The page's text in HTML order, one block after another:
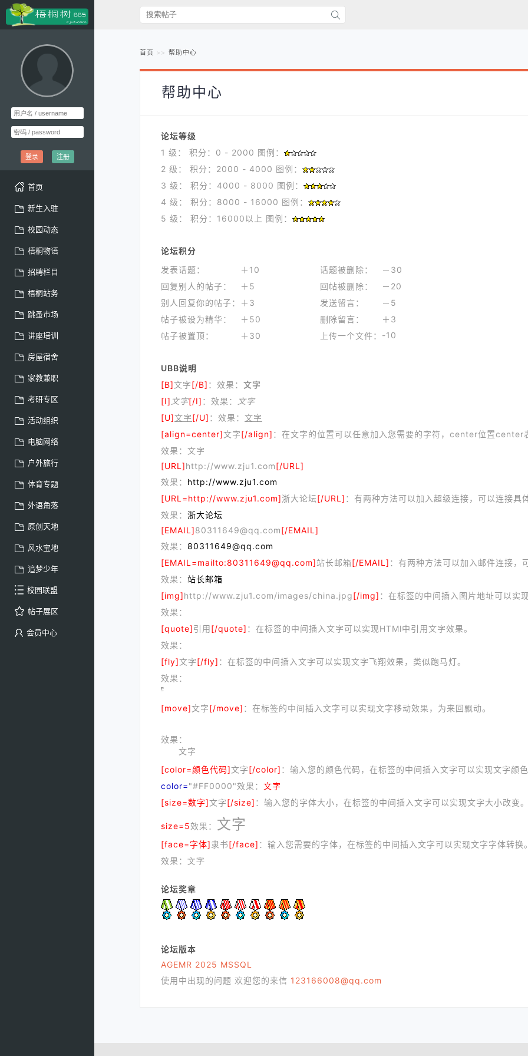
登录 注册
首页
新生入驻
校园动态
梧桐物语
招聘栏目
梧桐站务
跳蚤市场
讲座培训
房屋宿舍
家教兼职
考研专区
活动组织
电脑网络
户外旅行
体育专题
外语角落
原创天地
风水宝地
追梦少年
校园联盟
帖子展区
会员中心
首页 帮助中心
帮助中心
论坛等级
1 级： 积分：0 - 2000 图例：
2 级： 积分：2000 - 4000 图例：
3 级： 积分：4000 - 8000 图例：
4 级： 积分：8000 - 16000 图例：
5 级： 积分：16000以上 图例：
论坛积分
发表话题：
＋10
回复别人的帖子：
＋5
别人回复你的帖子：
＋3
帖子被设为精华：
＋50
帖子被置顶：
＋30
话题被删除：
－30
回帖被删除：
－20
发送留言：
－5
删除留言：
＋3
上传一个文件： -10
UBB说明
[B]文字[/B] ：效果： 文字
[I] 文字[/I] ：效果：
文字
[U]文字[/U] ：效果： 文字
[align=center]文字[/align] ：在文字的位置可以任意加入您需要的字符，center位置
效果：文字
[URL]http://www.zju1.com[/URL]
效果： http://www.zju1.com
[URL=http://www.zju1.com]浙大论坛[/URL] ：有两种方法可以加入超级连接，可以连接具
效果： 浙大论坛
[EMAIL]80311649@qq.com[/EMAIL]
效果： 80311649@qq.com
[EMAIL=mailto:80311649@qq.com]站长邮箱[/EMAIL] ：有两种方法可以加入邮件连接，
效果： 站长邮箱
[img]http://www.zju1.com/images/china.jpg[/img] ：在标签的中间插入图片地址可以实
效果：
[quote]引用[/quote] ：在标签的中间插入文字可以实现HTMl中引用文字效果。
效果：
[fly]文字[/fly] ：在标签的中间插入文字可以实现文字飞翔效果，类似跑马灯。
效果：
[move]文字[/move] ：在标签的中间插入文字可以实现文字移动效果，为来回飘动。
效果：
文字
[color=颜色代码]文字[/color] ：输入您的颜色代码，在标签的中间插入文字可以实现文字颜
color="#FF0000"效果： 文字
[size=数字]文字[/size] ：输入您的字体大小，在标签的中间插入文字可以实现文字大小改变
size=5效果： 文字
[face=字体]隶书[/face] ：输入您需要的字体，在标签的中间插入文字可以实现文字字体转换
效果： 文字
论坛奖章
论坛版本
AGEMR 2025 MSSQL
使用中出现的问题 欢迎您的来信 123166008@qq.com